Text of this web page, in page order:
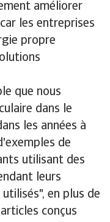
améliorer
les entreprises
propre
que nous
dans le
les années à
de
utilisant des
leurs
en plus de
conçus